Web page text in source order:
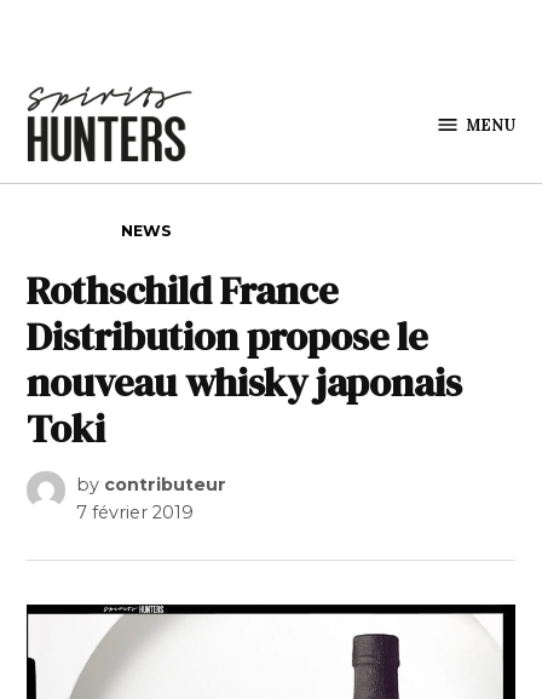
MENU
NEWS
Rothschild France
Distribution propose le
nouveau whisky japonais
Toki
by contributeur
7 février 2019